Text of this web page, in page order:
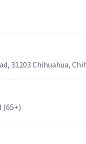
31203 Chihuahua,
(65+)